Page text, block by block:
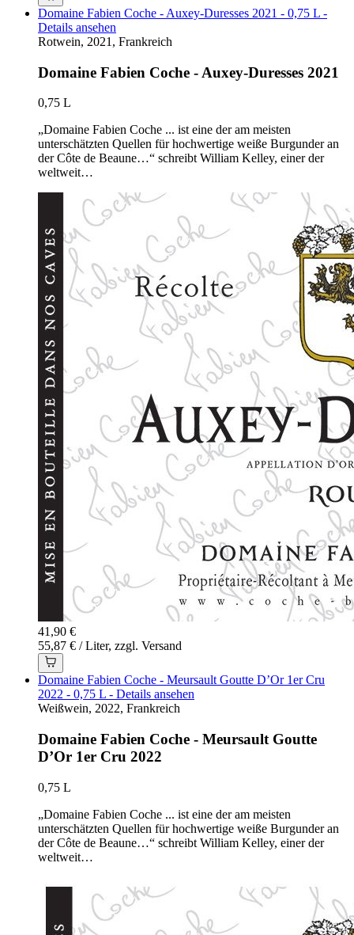
Domaine Fabien Coche - Auxey-Duresses 2021 - 0,75 L -
Details ansehen
Rotwein, 2021, Frankreich
Domaine Fabien Coche - Auxey-Duresses 2021
0,75 L
„Domaine Fabien Coche ... ist eine der am meisten
unterschätzten Quellen für hochwertige weiße Burgunder an
der Côte de Beaune…“ schreibt William Kelley, einer der
weltweit…
41,90 €
55,87 € / Liter, zzgl. Versand
Domaine Fabien Coche - Meursault Goutte D’Or 1er Cru
2022 - 0,75 L - Details ansehen
Weißwein, 2022, Frankreich
Domaine Fabien Coche - Meursault Goutte
D’Or 1er Cru 2022
0,75 L
„Domaine Fabien Coche ... ist eine der am meisten
unterschätzten Quellen für hochwertige weiße Burgunder an
der Côte de Beaune…“ schreibt William Kelley, einer der
weltweit…